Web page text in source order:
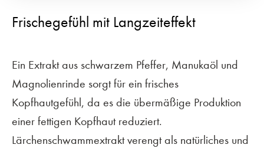
Frischegefühl mit Langzeiteffekt
Ein Extrakt aus schwarzem Pfeffer, Manukaöl und
Magnolienrinde sorgt für ein frisches
Kopfhautgefühl, da es die übermäßige Produktion
einer fettigen Kopfhaut reduziert.
Lärchenschwammextrakt verengt als natürliches und